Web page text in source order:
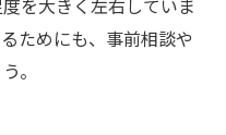
ためにも、事前相談や
。